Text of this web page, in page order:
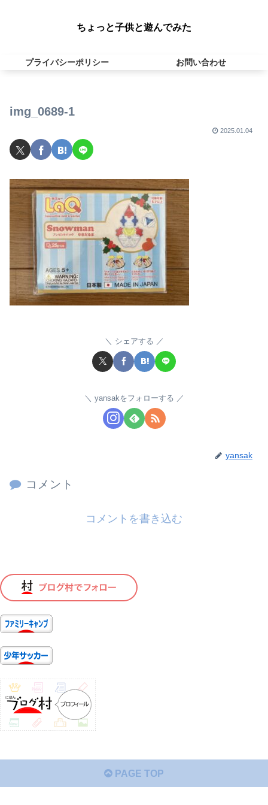
ちょっと子供と遊んでみた
プライバシーポリシー お問い合わせ
img_0689-1
2025.01.04
シェアする
yansakをフォローする
yansak
コメント
コメントを書き込む
PAGE TOP